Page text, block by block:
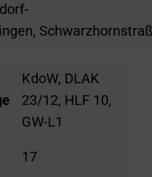
KdoW, DLAK
23/12, HLF 10,
GW-L1
17